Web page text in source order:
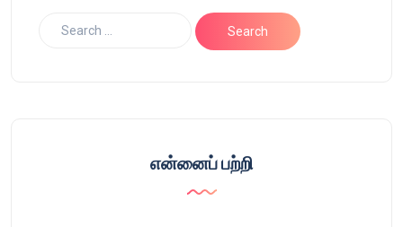
என்னைப் பற்றி